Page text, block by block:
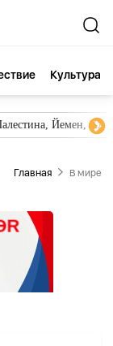
Культура
Йемен,
Главная В мире